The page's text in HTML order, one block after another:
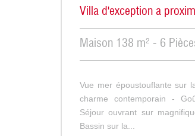
Villa d'exception a
Maison 138 m² - 6
Vue mer époustouflante sur
charme contemporain -
Séjour ouvrant sur
Bassin sur la...